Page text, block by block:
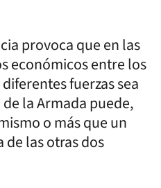
provoca que en las
económicos entre los
fuerzas sea
la Armada puede,
o más que un
de las otras dos